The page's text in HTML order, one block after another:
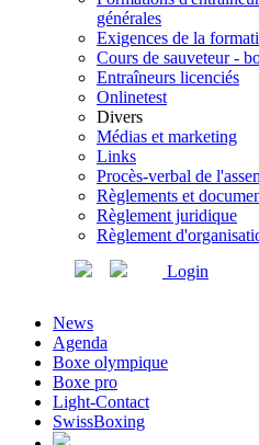
générales
Exigences de la
Cours de sauveteur -
Entraîneurs licenciés
Onlinetest
Divers
Médias et marketing
Links
Procès-verbal de
Règlements et
Règlement juridique
Règlement
Login
News
Agenda
Boxe olympique
Boxe pro
Light-Contact
SwissBoxing